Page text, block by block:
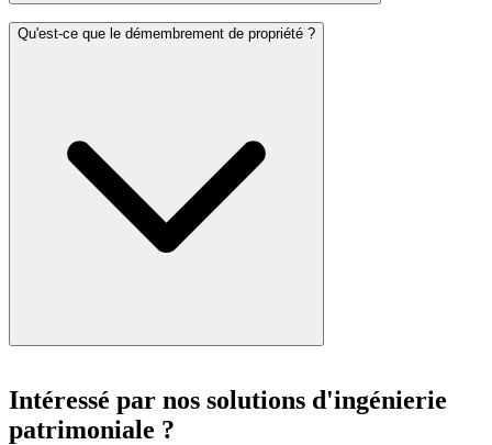
Qu'est-ce que le démembrement de propriété ?
Intéressé par nos solutions d'ingénierie
patrimoniale ?